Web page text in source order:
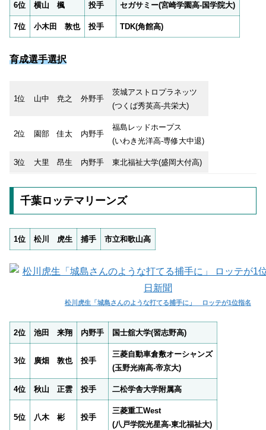
6位 横山 楓 投手 セガサミー(宮崎学園高-国学院大)
7位 小木田 敦也 投手 TDK(角館高)
育成選手選択
1位 山中 尭之 外野手
茨城アストロプラネッツ
(つくば秀英高-共栄大)
2位 園部 佳太 内野手
福島レッドホープス
(いわき光洋高-専修大中退)
3位 大里 昂生 内野手 東北福祉大学(盛岡大付高)
千葉ロッテマリーンズ
1位 松川 虎生 捕手 市立和歌山高
松川虎生「城島さんのような打てる捕手に」 ロッテが1位指名
2位 池田 来翔 内野手 国士舘大学(習志野高)
3位 廣畑 敦也 投手
三菱自動車倉敷オーシャンズ
(玉野光南高-帝京大)
4位 秋山 正雲 投手 二松学舎大学附属高
5位 八木 彬 投手
三菱重工West
(八戸学院光星高-東北福祉大)